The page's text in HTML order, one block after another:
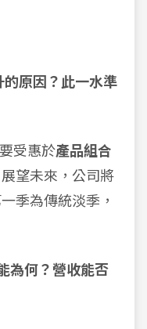
的原因？此一水準
受惠於產品組合
展望未來，公司將
季為傳統淡季，
為何？營收能否